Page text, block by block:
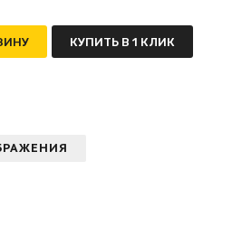
КУПИТЬ В 1 КЛИК